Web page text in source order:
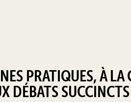
PRATIQUES, À LA
DÉBATS SUCCINCTS